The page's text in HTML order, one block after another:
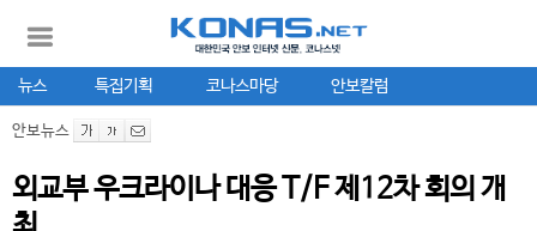
뉴스 특집기획 코나스마당 안보칼럼
안보뉴스
외교부 우크라이나 대응 T/F 제12차 회의 개